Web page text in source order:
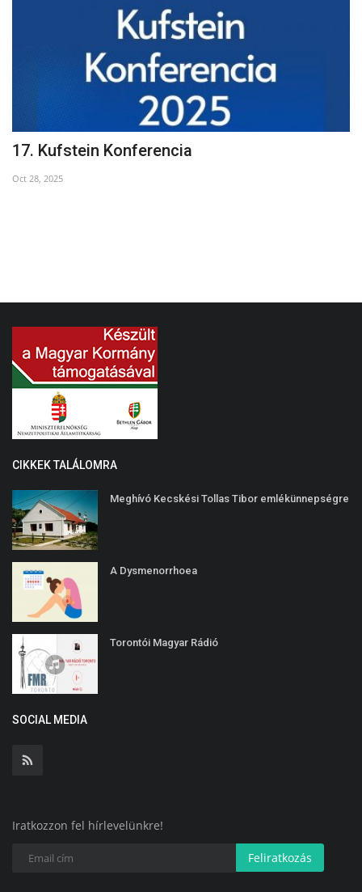
17. Kufstein Konferencia
Oct 28, 2025
CIKKEK TALÁLOMRA
Meghívó Kecskési Tollas Tibor emlékünnepségre
A Dysmenorrhoea
Torontói Magyar Rádió
SOCIAL MEDIA
Iratkozzon fel hírlevelünkre!
Feliratkozás